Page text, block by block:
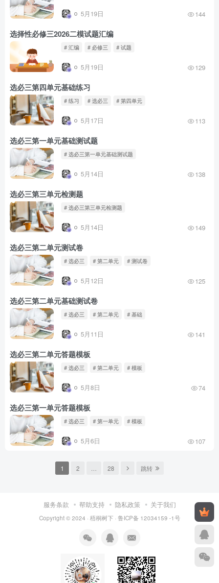
5月19日 144
选择性必修三2026二模试题汇编
# 汇编 # 必修三 # 试题
5月19日 129
选必三第四单元基础练习
# 练习 # 选必三 # 第四单元
5月17日 113
选必三第一单元基础测试题
# 选必三第一单元基础测试题
5月14日 138
选必三第三单元检测题
# 选必三第三单元检测题
5月14日 149
选必三第二单元测试卷
# 选必三 # 第二单元 # 测试卷
5月12日 125
选必三第二单元基础测试卷
# 选必三 # 第二单元 # 基础
5月11日 141
选必三第二单元答题模板
# 选必三 # 第二单元 # 模板
5月8日 74
选必三第一单元答题模板
# 选必三 # 第一单元 # 模板
5月6日 107
1 2 28 跳转
服务条款 帮助支持 隐私政策 关于我们
Copyright © 2024 · 梧桐树下· 鲁ICP备 12034159 -1号